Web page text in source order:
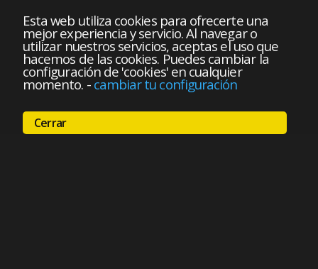
Esta web utiliza cookies para ofrecerte una
mejor experiencia y servicio. Al navegar o
utilizar nuestros servicios, aceptas el uso que
hacemos de las cookies. Puedes cambiar la
configuración de 'cookies' en cualquier
momento. - cambiar tu configuración
Cerrar